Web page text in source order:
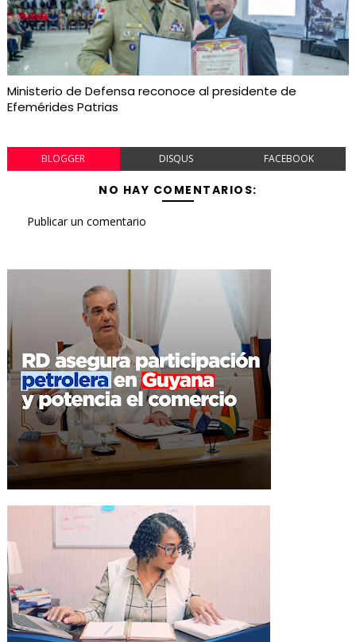
Ministerio de Defensa reconoce al presidente de
Efemérides Patrias
BLOGGER DISQUS FACEBOOK
NO HAY COMENTARIOS:
Publicar un comentario